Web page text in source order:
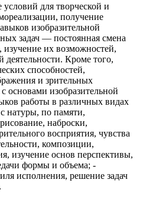
для творческой и
получение
изобразительной
задач — постоянная смена
их возможностей,
деятельности. Кроме того,
способностей,
и зрительных
основами изобразительной
работы в различных видах
натуры, по памяти,
наброски,
восприятия, чувства
композиции,
изучение основ перспективы,
формы и объема; -
исполнения, решение задач